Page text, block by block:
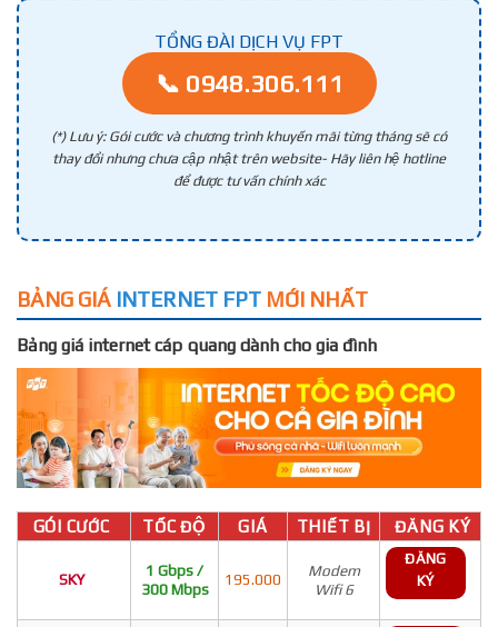
TỔNG ĐÀI DỊCH VỤ FPT
📞 0948.306.111
(*) Lưu ý: Gói cước và chương trình khuyến mãi từng tháng sẽ có
thay đổi nhưng chưa cập nhật trên website- Hãy liên hệ hotline
để được tư vấn chính xác
BẢNG GIÁ INTERNET FPT MỚI NHẤT
Bảng giá internet cáp quang dành cho gia đình
GÓI CƯỚC TỐC ĐỘ GIÁ THIẾT BỊ ĐĂNG KÝ
SKY
1 Gbps /
300 Mbps
195.000
Modem
Wifi 6
ĐĂNG
KÝ